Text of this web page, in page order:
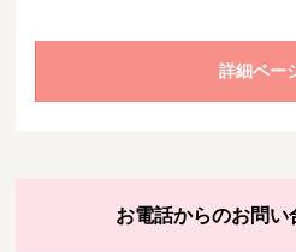
詳細ペー
お電話からのお問い